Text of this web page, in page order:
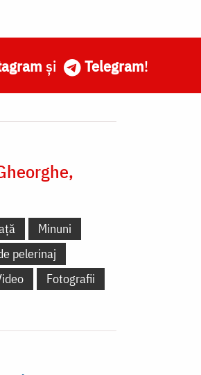
și Telegram!
Minuni
pelerinaj
Fotografii